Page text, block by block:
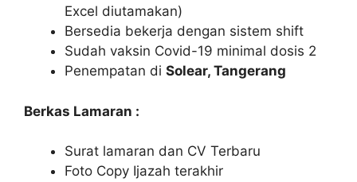
Excel diutamakan)
Bersedia bekerja dengan sistem shift
Sudah vaksin Covid-19 minimal dosis 2
Penempatan di Solear, Tangerang
Berkas Lamaran :
Surat lamaran dan CV Terbaru
Foto Copy Ijazah terakhir